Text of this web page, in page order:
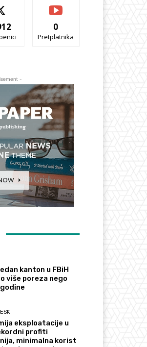
0
Pretplatnika
-
kanton u FBiH
više poreza nego
eksploatacije u
profiti
minimalna korist